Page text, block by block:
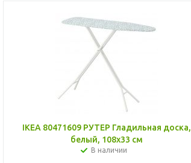
IKEA 80471609 РУТЕР Гладильная доска,
белый, 108x33 см
В наличии